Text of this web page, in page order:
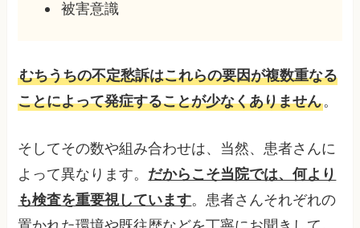
被害意識
むちうちの不定愁訴はこれらの要因が複数重なる
ことによって発症することが少なくありません。
そしてその数や組み合わせは、当然、患者さんに
よって異なります。 だからこそ当院では、何より
も検査を重要視しています。患者さんそれぞれの